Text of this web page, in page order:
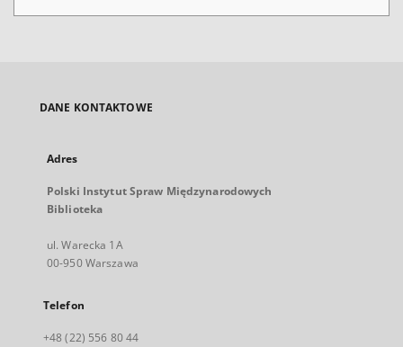
DANE KONTAKTOWE
Adres
Polski Instytut Spraw Międzynarodowych
Biblioteka
ul. Warecka 1A
00-950 Warszawa
Telefon
+48 (22) 556 80 44